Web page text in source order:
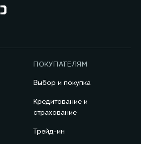
ПОКУПАТЕЛЯМ
Выбор и покупка
Кредитование и
страхование
Трейд-ин